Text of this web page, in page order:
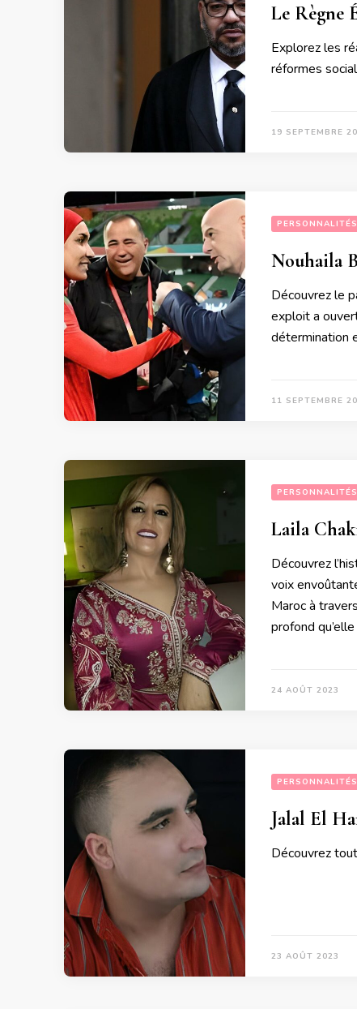
Le Règne
Explorez les
réformes
19 SEPTEMBRE
PERSONNALITÉS
Nouhaila
Découvrez le
exploit a
détermination
11 SEPTEMBRE
PERSONNALITÉS
Laila
Découvrez
voix
Maroc à
profond
24 AOÛT 2023
PERSONNALITÉS
Jalal El
Découvrez
23 AOÛT 2023